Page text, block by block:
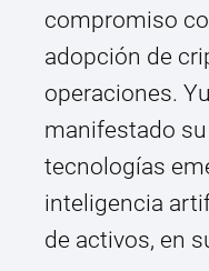
compromiso
adopción de
operaciones.
manifestado
tecnologías
inteligencia
de activos, en